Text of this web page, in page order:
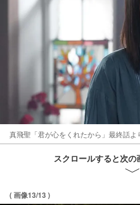
真飛聖「君が心をくれたから」最終話
スクロールすると次
( 画像13/13 )